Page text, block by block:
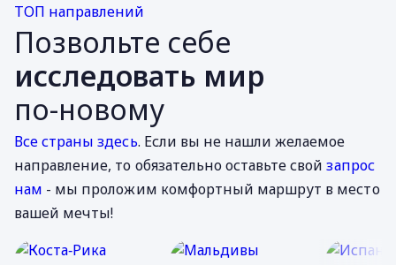
ТОП направлений
Позвольте себе
исследовать мир
по-новому
Все страны здесь. Если вы не нашли желаемое
направление, то обязательно оставьте свойзапрос
нам - мы проложим комфортный маршрут в место
вашей мечты!